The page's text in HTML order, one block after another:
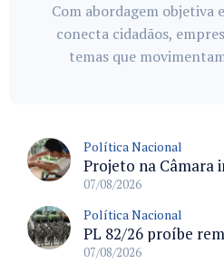
Com abordagem objetiva
conecta cidadãos,
temas que
Política Nacional
07/08/2026
Política Nacional
07/08/2026